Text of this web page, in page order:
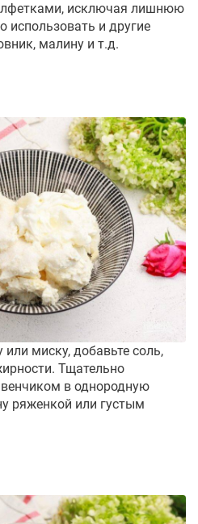
исключая лишнюю
и другие
малину и т.д.
миску, добавьте соль,
Тщательно
в однородную
ряженкой или густым